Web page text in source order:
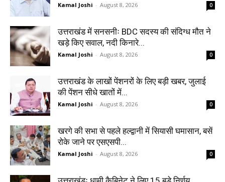
Kamal Joshi - August 8, 2026 0
उत्तराखंड में सनसनीः BDC सदस्य की संदिग्ध मौत ने
खड़े किए सवाल, नदी किनारे...
Kamal Joshi - August 8, 2026 0
उत्तराखंड के लाखों पेंशनरों के लिए बड़ी खबर, जुलाई
की पेंशन सीधे खातों में...
Kamal Joshi - August 8, 2026 0
खरगे की सभा से पहले हल्द्वानी में सियासी घमासान, बसें
रोके जाने पर एसएसपी...
Kamal Joshi - August 8, 2026 0